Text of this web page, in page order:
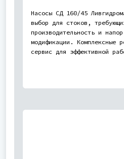
Насосы СД 160/45
выбор для стоков,
производительность и
модификации. Комплексные
сервис для эффективной